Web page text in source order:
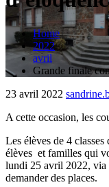
Home
2022
avril
Grande finale
23 avril 2022
A cette occasion, les
Les élèves de 4
élèves et familles qui
lundi 25 avril 2022, via
demander des places.